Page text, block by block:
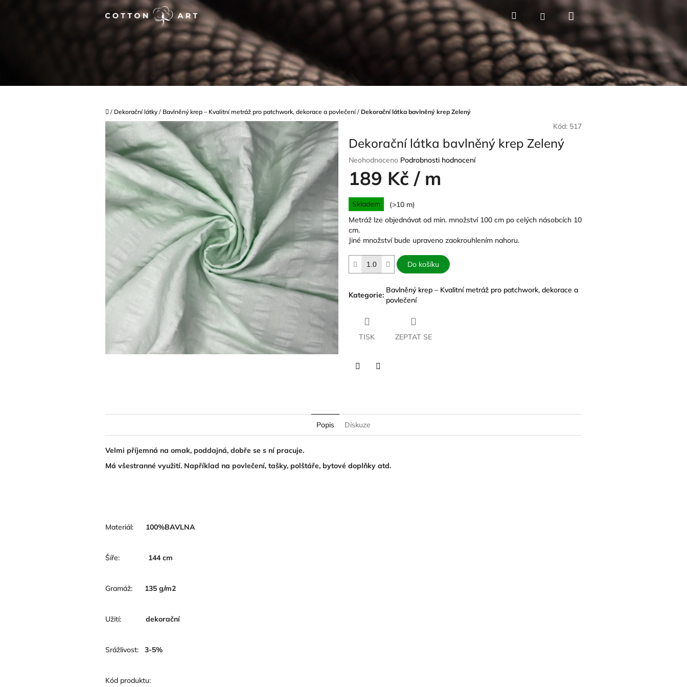
Hledat PřihlášeníNákupní
košík
Domů
/ Dekorační látky / Bavlněný krep – Kvalitní metráž pro patchwork, dekorace a povlečení / Dekorační látka bavlněný krep Zelený
Kód: 517
Dekorační látka bavlněný krep Zelený
Průměrné
produktu
0,0
z
5
hvězdiček.
Neohodnoceno Podrobnosti hodnocení
189 Kč / m
Měrná
cena:
Skladem
(>10 m)
Metráž lze objednávat od min. množství 100 cm po celých násobcích 10
cm.
Jiné množství bude upraveno zaokrouhlením nahoru.
Do košíku
Kategorie:
Bavlněný krep – Kvalitní metráž pro patchwork, dekorace a
povlečení
TISK ZEPTAT SE
Popis Diskuze
Velmi příjemná na omak, poddajná, dobře se s ní pracuje.
Má všestranné využití. Například na povlečení, tašky, polštáře, bytové doplňky atd.
Materiál: 100%BAVLNA
Šíře: 144cm
Gramáž: 135 g/m2
Užití: dekorační
Srážlivost: 3-5%
Kód produktu: